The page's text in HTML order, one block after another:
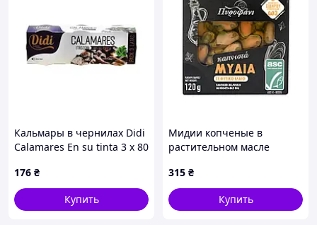
Кальмары в чернилах Didi
Calamares En su tinta 3 x 80
176 ₴
Купить
Мидии копченые в
растительном масле
315 ₴
Купить